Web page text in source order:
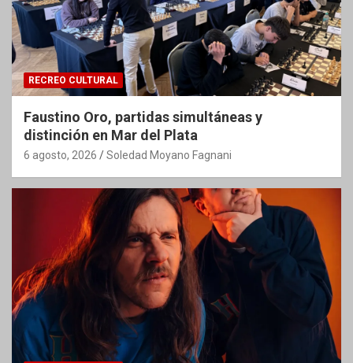
RECREO CULTURAL
Faustino Oro, partidas simultáneas y
distinción en Mar del Plata
6 agosto, 2026 Soledad Moyano Fagnani